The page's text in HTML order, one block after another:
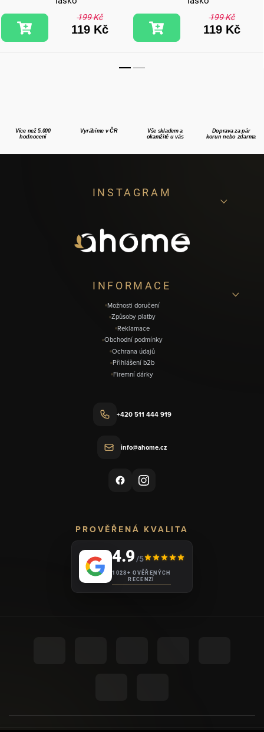
199 Kč
119 Kč
199 Kč
119 Kč
Více než 5.000
hodnocení
Vyrábíme v ČR
Vše skladem a
okamžitě u vás
Doprava za pár
korun nebo zdarma
INSTAGRAM
INFORMACE
Možnosti doručení
Způsoby platby
Reklamace
Obchodní podmínky
Ochrana údajů
Přihlášení b2b
Firemní dárky
+420 511 444 919
info@ahome.cz
PROVĚŘENÁ KVALITA
4.9/5
1028+ OVĚŘENÝCH
RECENZÍ